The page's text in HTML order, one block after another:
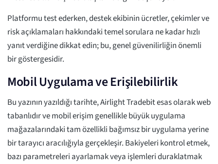
Platformu test ederken, destek ekibinin ücretler, çekimler ve
risk açıklamaları hakkındaki temel sorulara ne kadar hızlı
yanıt verdiğine dikkat edin; bu, genel güvenilirliğin önemli
bir göstergesidir.
Mobil Uygulama ve Erişilebilirlik
Bu yazının yazıldığı tarihte, Airlight Tradebit esas olarak web
tabanlıdır ve mobil erişim genellikle büyük uygulama
mağazalarındaki tam özellikli bağımsız bir uygulama yerine
bir tarayıcı aracılığıyla gerçekleşir. Bakiyeleri kontrol etmek,
bazı parametreleri ayarlamak veya işlemleri duraklatmak